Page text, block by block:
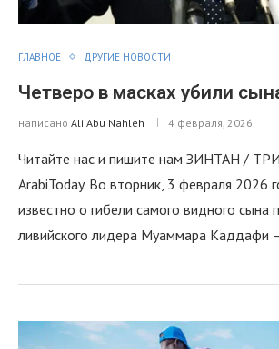
ГЛАВНОЕ ДРУГИЕ НОВОСТИ
Четверо в масках убили
написано Ali Abu Nahleh 4 февраля, 2026
Читайте нас и пишите нам ЗИНТАН /
ArabiToday. Во вторник, 3 февраля 2026
известно о гибели самого видного сына
ливийского лидера Муаммара Каддафи